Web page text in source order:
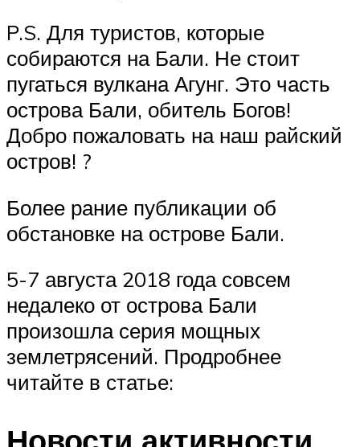
P.S. Для туристов, которые
собираются на Бали. Не стоит
пугаться вулкана Агунг. Это часть
острова Бали, обитель Богов!
Добро пожаловать на наш райский
остров! ?
Более рание публикации об
обстановке на острове Бали.
5-7 августа 2018 года совсем
недалеко от острова Бали
произошла серия мощных
землетрясений. Продробнее
читайте в статье: